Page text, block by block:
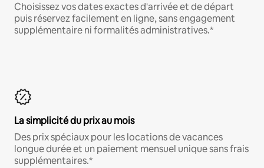
Choisissez vos dates exactes d'arrivée et de départ
puis réservez facilement en ligne, sans engagement
supplémentaire ni formalités administratives.*
La simplicité du prix au mois
Des prix spéciaux pour les locations de vacances
longue durée et un paiement mensuel unique sans frais
supplémentaires.*